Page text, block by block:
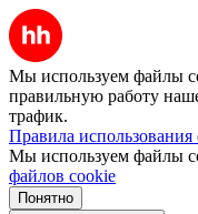
Мы используем файлы
правильную работу
трафик.
Правила
Мы используем файлы
файлов cookie
Понятно